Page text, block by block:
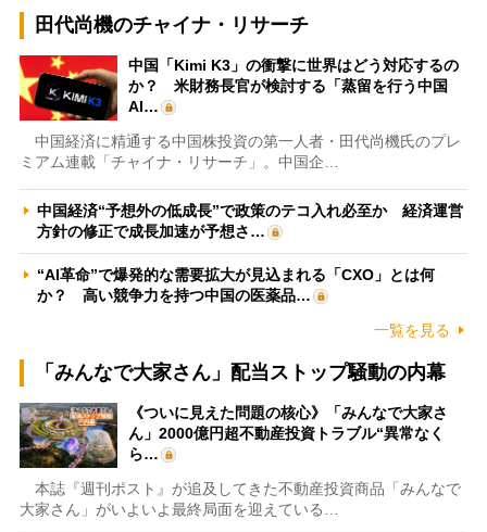
田代尚機のチャイナ・リサーチ
中国「Kimi K3」の衝撃に世界はどう対応するの
か？ 米財務長官が検討する「蒸留を行う中国
AI…
中国経済に精通する中国株投資の第一人者・田代尚機氏のプレ
ミアム連載「チャイナ・リサーチ」。中国企…
中国経済“予想外の低成長”で政策のテコ入れ必至か 経済運営
方針の修正で成長加速が予想さ…
“AI革命”で爆発的な需要拡大が見込まれる「CXO」とは何
か？ 高い競争力を持つ中国の医薬品…
一覧を見る
「みんなで大家さん」配当ストップ騒動の内幕
《ついに見えた問題の核心》「みんなで大家さ
ん」2000億円超不動産投資トラブル“異常なく
ら…
本誌『週刊ポスト』が追及してきた不動産投資商品「みんなで
大家さん」がいよいよ最終局面を迎えている…